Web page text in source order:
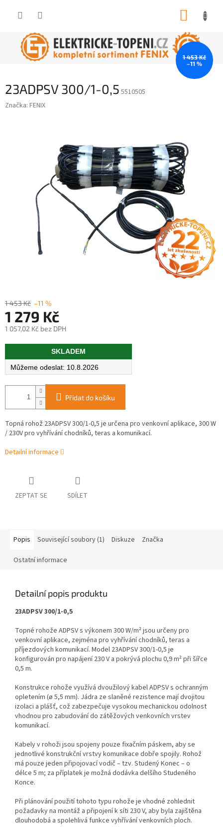
23ADPSV 300/1-0,5 5510505
Značka: FENIX
1 453 Kč
–11 %
1 453 Kč –11 %
1 279 Kč
1 057,02 Kč bez DPH
Měrná
SKLADEM
10.8.2026
Přidat do košíku
Topná rohož 23ADPSV 300/1-0,5 je určena pro venkovní aplikace, 300 W
/ 230V pro vyhřívání chodníků, teras a komunikací.
Detailní informace
ZEPTAT SE SDÍLET
Popis Související soubory (1) Diskuze Značka
Ostatní informace
Detailní popis produktu
23ADPSV 300/1-0,5
Topné rohože ADPSV s výkonem 300 W/m² jsou určeny pro
venkovní aplikace, zejména pro vyhřívání chodníků, teras a
příjezdových komunikací. Model 23ADPSV 300/1-0,5 je
konfigurován pro napájení 230 V a pokrývá plochu 0,9 m² při šířce
0,5 m.
Konstrukce rohože využívá dvoužilový kabel ADPSV s ochranným
opletením (ø 5,5 mm). Jádra ze slaněné rezistence mají dvojitou
izolaci a plášť, což zabezpečuje vysokou mechanickou odolnost
vhodnou pro zabudování do zátěžových venkovních vrstev
komunikací.
Kabely v rohoži jsou spojeny pouze fixačním páskem, aby se
jednotlivé konstrukční vrstvy komunikace dobře spojily. Rohož
má pouze jeden připojovací vodič – tzv. Studený Konec – o
délce 5 m; za příplatek je možná dodávka delšího Studeného
Konce.
Při plánování použití tohoto typu rohože je vhodné zohlednit
požadavky na montáž a připojení k síti 230 V, aby byla zajištěna
dlouhodobá a spolehlivá funkce vyhřívání venkovních ploch.